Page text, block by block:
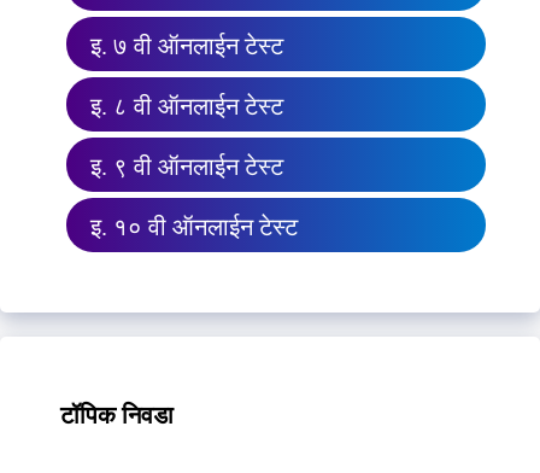
इ. ७ वी ऑनलाईन टेस्ट
इ. ८ वी ऑनलाईन टेस्ट
इ. ९ वी ऑनलाईन टेस्ट
इ. १० वी ऑनलाईन टेस्ट
टॉपिक निवडा